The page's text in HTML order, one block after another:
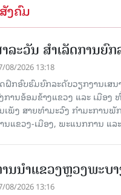
ງຄົມ
ລະວັນ ສໍາເລັດການຍົ
08/2026 13:18
ຝຶກອົບຮົມຍົກລະດັບວຽກງານເສ
ການອ້ອມຂ້າງແຂວງ ແລະ ເມືອ
ເພັງ ສາຍທຳມະວົງ ກຳມະການ
ນແຂວງ-ເມືອງ, ພະແນກການ ແລ
ນນຳແຂວງຫຼວງພະບ
08/2026 13:16